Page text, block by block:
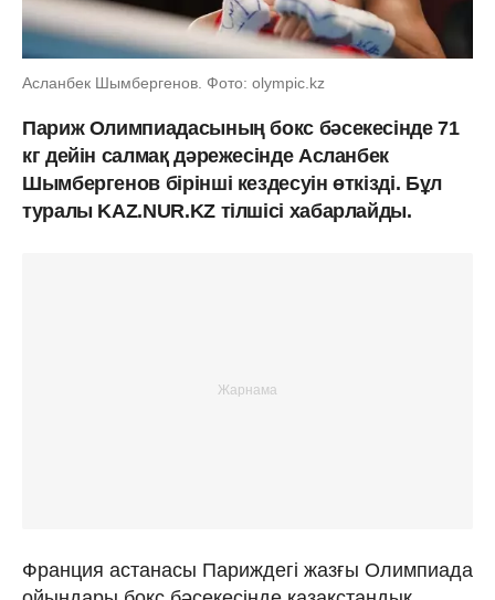
Асланбек Шымбергенов. Фото: olympic.kz
Париж Олимпиадасының бокс бәсекесінде 71
кг дейін салмақ дәрежесінде Асланбек
Шымбергенов бірінші кездесуін өткізді. Бұл
туралы KAZ.NUR.KZ тілшісі хабарлайды.
Франция астанасы Париждегі жазғы Олимпиада